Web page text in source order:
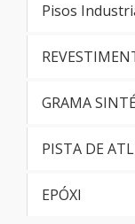
Pisos
GRAMA
PISTA DE
EPÓXI